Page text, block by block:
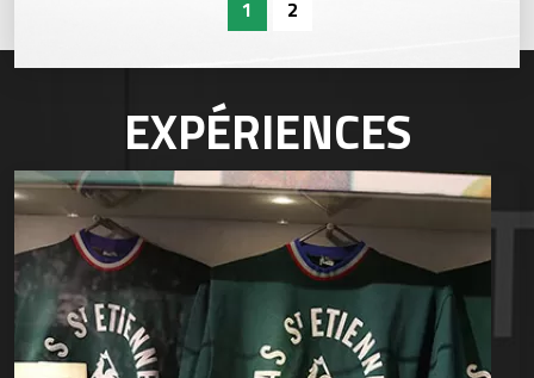
1 2
EXPÉRIENCES